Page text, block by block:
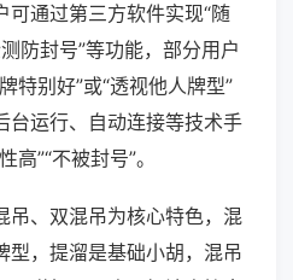
可通过第三方软件实现“随
防封号”等功能，部分用户
特别好”或“透视他人牌型”
台运行、自动连接等技术手
”“不被封号”。
吊、双混吊为核心特色，混
型，提溜是基础小胡，混吊